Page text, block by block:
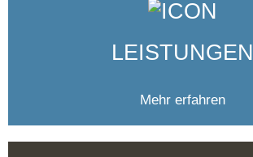
LEISTUNGEN
Mehr erfahren